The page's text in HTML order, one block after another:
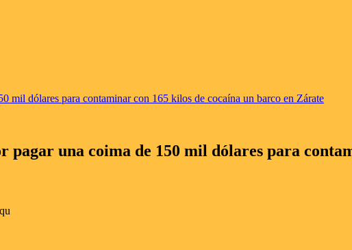
mil dólares para contaminar con 165 kilos de cocaína un barco en Zárate
pagar una coima de 150 mil dólares para